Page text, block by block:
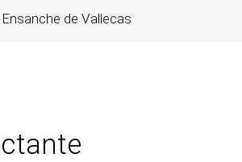
de Vallecas